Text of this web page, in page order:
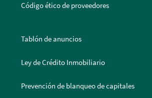
Código ético de proveedores
Tablón de anuncios
Ley de Crédito Inmobiliario
Prevención de blanqueo de capitales